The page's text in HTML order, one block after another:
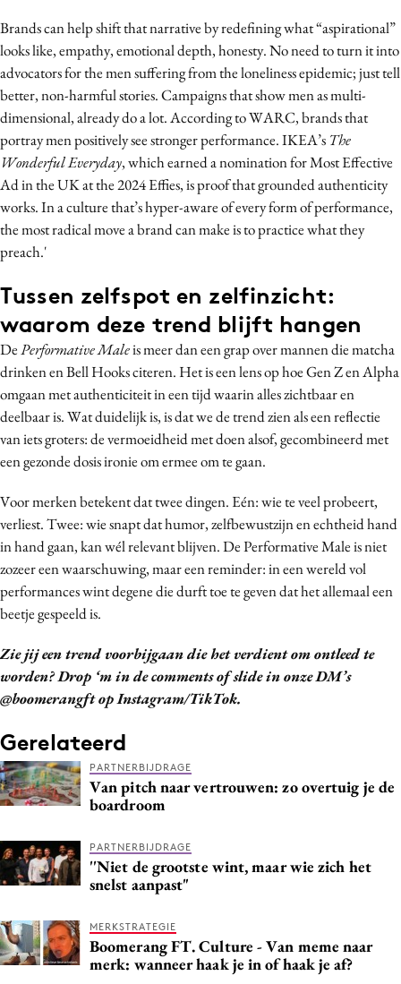
Brands can help shift that narrative by redefining what “aspirational”
looks like, empathy, emotional depth, honesty. No need to turn it into
advocators for the men suffering from the loneliness epidemic; just tell
better, non-harmful stories. Campaigns that show men as multi-
dimensional, already do a lot. According to WARC, brands that
portray men positively see stronger performance. IKEA’s The
Wonderful Everyday, which earned a nomination for Most Effective
Ad in the UK at the 2024 Effies, is proof that grounded authenticity
works. In a culture that’s hyper-aware of every form of performance,
the most radical move a brand can make is to practice what they
preach.'
Tussen zelfspot en zelfinzicht:
waarom deze trend blijft hangen
DePerformative Maleis meer dan een grap over mannen die matcha
drinken en Bell Hooks citeren. Het is een lens op hoe Gen Z en Alpha
omgaan met authenticiteit in een tijd waarin alles zichtbaar en
deelbaar is. Wat duidelijk is, is dat we de trend zien als een reflectie
van iets groters: de vermoeidheid met doen alsof, gecombineerd met
een gezonde dosis ironie om ermee om te gaan.
Voor merken betekent dat twee dingen. Eén: wie te veel probeert,
verliest. Twee: wie snapt dat humor, zelfbewustzijn en echtheid hand
in hand gaan, kan wél relevant blijven. De Performative Male is niet
zozeer een waarschuwing, maar een reminder: in een wereld vol
performances wint degene die durft toe te geven dat het allemaal een
beetje gespeeld is.
Zie jij een trend voorbijgaan die het verdient om ontleed te
worden? Drop ‘m in de comments of slide in onze DM’s
@boomerangft op Instagram/TikTok.
Gerelateerd
PARTNERBIJDRAGE
Van pitch naar vertrouwen: zo overtuig je de
boardroom
PARTNERBIJDRAGE
''Niet de grootste wint, maar wie zich het
snelst aanpast"
MERKSTRATEGIE
Boomerang FT. Culture - Van meme naar
merk: wanneer haak je in of haak je af?